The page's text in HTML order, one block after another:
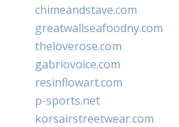
chimeandstave.com
greatwallseafoodny.com
theloverose.com
gabriovoice.com
resinflowart.com
p-sports.net
korsairstreetwear.com